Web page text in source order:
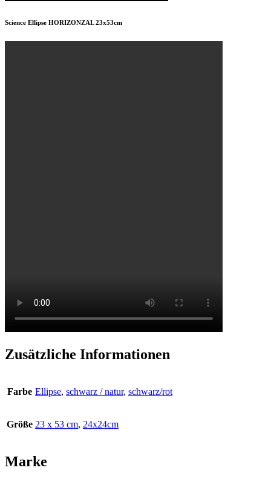
Science Ellipse HORIZONZAL 23x53cm
Zusätzliche Informationen
Farbe Ellipse, schwarz / natur, schwarz/rot
Größe 23 x 53 cm, 24x24cm
Marke